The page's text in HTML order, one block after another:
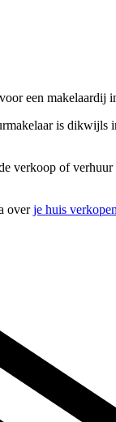
een makelaardij
is
verkoop of
overje huis verkopen